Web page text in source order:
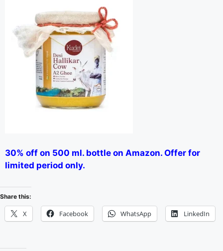
30% off on 500 ml. bottle on Amazon. Offer for
limited period only.
Share this:
X Facebook WhatsApp LinkedIn